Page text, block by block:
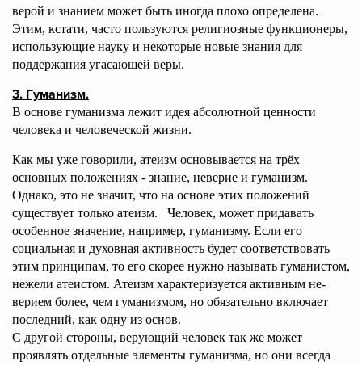
верой и знанием может быть иногда плохо определена.
Этим, кстати, часто пользуются религиозные функционеры,
использующие науку и некоторые новые знания для
поддержания угасающей веры.
3. Гуманизм.
В основе гуманизма лежит идея абсолютной ценности
человека и человеческой жизни.
Как мы уже говорили, атеизм основывается на трёх
основных положениях - знание, неверие и гуманизм.
Однако, это не значит, что на основе этих положений
существует только атеизм. Человек, может придавать
особенное значение, например, гуманизму. Если его
социальная и духовная активность будет соответствовать
этим принципам, то его скорее нужно называть гуманистом,
нежели атеистом. Атеизм характеризуется активным не-
верием более, чем гуманизмом, но обязательно включает
последний, как одну из основ.
С другой стороны, верующий человек так же может
проявлять отдельные элементы гуманизма, но они всегда